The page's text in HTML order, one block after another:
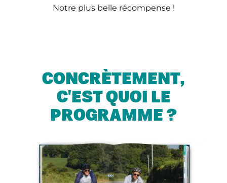
Notre plus belle récompense !
CONCRÈTEMENT,
C'EST QUOI LE
PROGRAMME ?